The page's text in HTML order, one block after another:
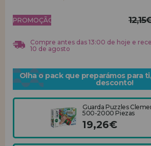
REGISTRO DE
PROMOÇÃO!
Compre antes das 13:00 de hoje e
10 de agosto
Olha o pack que preparámos para
desconto!
Guarda Puzzles
500-2000 Piezas
19,26€